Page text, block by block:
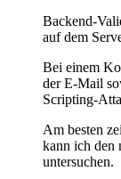
Backend-
auf dem
Bei einem
der E-Mail
Scripting-
Am besten
kann ich den
untersuchen.